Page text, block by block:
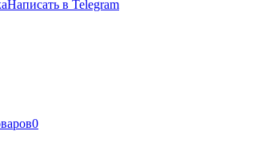
Написать в Telegram
0